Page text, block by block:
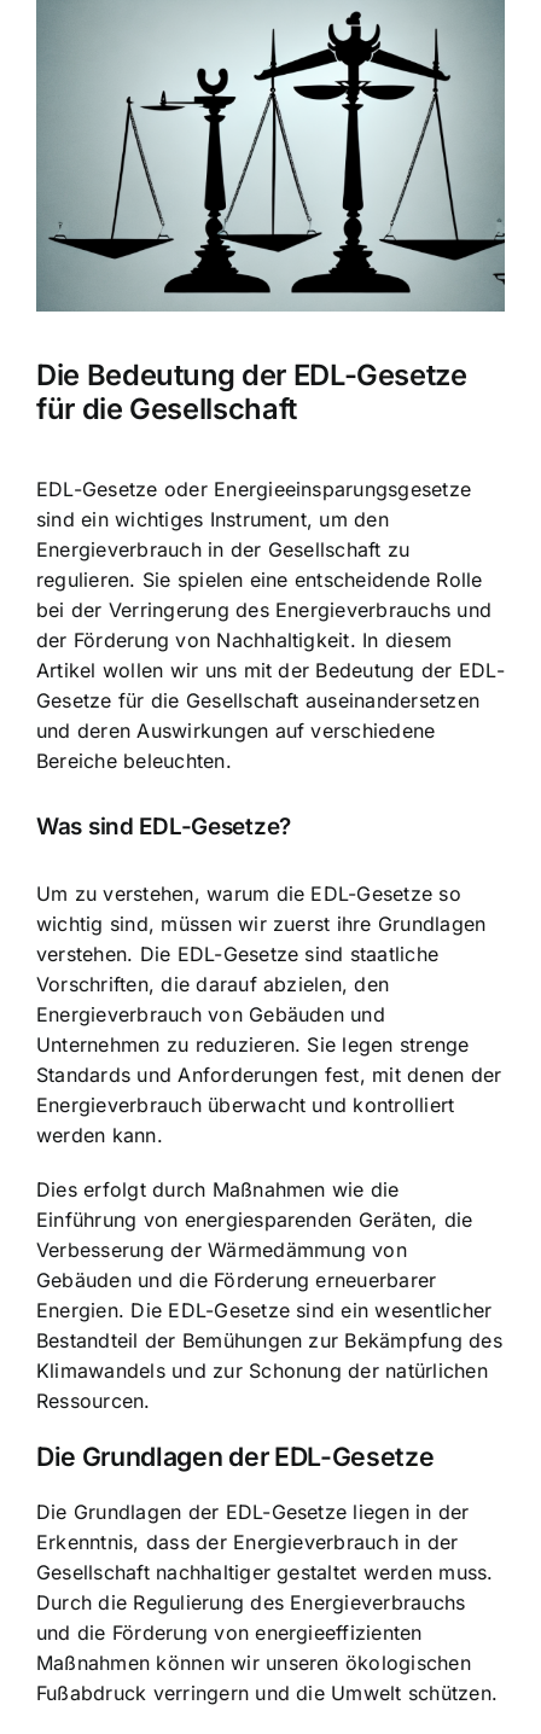
Die Bedeutung der EDL-Gesetze
für die Gesellschaft
EDL-Gesetze oder Energieeinsparungsgesetze
sind ein wichtiges Instrument, um den
Energieverbrauch in der Gesellschaft zu
regulieren. Sie spielen eine entscheidende Rolle
bei der Verringerung des Energieverbrauchs und
der Förderung von Nachhaltigkeit. In diesem
Artikel wollen wir uns mit der Bedeutung der EDL-
Gesetze für die Gesellschaft auseinandersetzen
und deren Auswirkungen auf verschiedene
Bereiche beleuchten.
Was sind EDL-Gesetze?
Um zu verstehen, warum die EDL-Gesetze so
wichtig sind, müssen wir zuerst ihre Grundlagen
verstehen. Die EDL-Gesetze sind staatliche
Vorschriften, die darauf abzielen, den
Energieverbrauch von Gebäuden und
Unternehmen zu reduzieren. Sie legen strenge
Standards und Anforderungen fest, mit denen der
Energieverbrauch überwacht und kontrolliert
werden kann.
Dies erfolgt durch Maßnahmen wie die
Einführung von energiesparenden Geräten, die
Verbesserung der Wärmedämmung von
Gebäuden und die Förderung erneuerbarer
Energien. Die EDL-Gesetze sind ein wesentlicher
Bestandteil der Bemühungen zur Bekämpfung des
Klimawandels und zur Schonung der natürlichen
Ressourcen.
Die Grundlagen der EDL-Gesetze
Die Grundlagen der EDL-Gesetze liegen in der
Erkenntnis, dass der Energieverbrauch in der
Gesellschaft nachhaltiger gestaltet werden muss.
Durch die Regulierung des Energieverbrauchs
und die Förderung von energieeffizienten
Maßnahmen können wir unseren ökologischen
Fußabdruck verringern und die Umwelt schützen.